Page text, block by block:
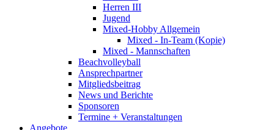
Herren III
Jugend
Mixed-Hobby Allgemein
Mixed - In-Team (Kopie)
Mixed - Mannschaften
Beachvolleyball
Ansprechpartner
Mitgliedsbeitrag
News und Berichte
Sponsoren
Termine + Veranstaltungen
Angebote